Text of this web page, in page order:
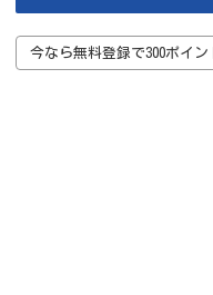
今なら無料登録で300ポイ